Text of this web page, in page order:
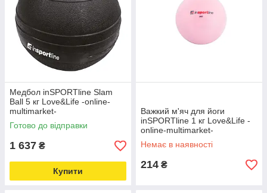
Медбол inSPORTline Slam
Ball 5 кг Love&Life -online-
multimarket-
Готово до відправки
1 637 ₴
Купити
Важкий м'яч для йоги
inSPORTline 1 кг Love&Life -
online-multimarket-
Немає в наявності
214 ₴